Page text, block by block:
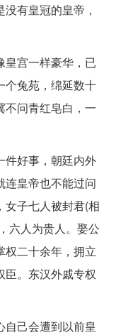
有皇冠的皇帝，
皇宫一样豪华，已
个兔苑，绵延数十
不问青红皂白，一
件好事，朝廷内外
连皇帝也不能过问
女子七人被封君(相
六人为贵人。娶公
权二十余年，拥立
臣。东汉外戚专权
自己会遭到以前皇